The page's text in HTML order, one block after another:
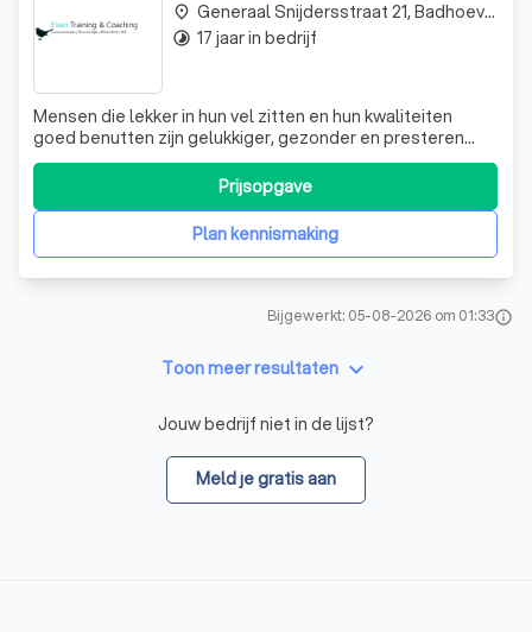
Mensen die lekker in hun vel zitten en hun kwaliteiten
goed benutten zijn gelukkiger, gezonder en presteren
beter. Ben je toe aan nieuwe stappen in je persoonlijke
ontwikkeling? Wil je niet langer continu stress ervaren?
Wil je stress, angsten en onzekerheden voorgoed achter
je laten? Wil je effectPlan kennismaking
Prijsopgave
place Generaal Snijdersstraat 21, Badhoevedorp
timelapse 17 jaar in bedrijf
Bijgewerkt: 05-08-2026 om 01:33info
Toon meer resultaten keyboard_arrow_down
Jouw bedrijf niet in de lijst?
Meld je gratis aan